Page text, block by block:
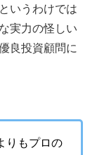
いうわけでは
実力の怪しい
良投資顧問に
りもプロの